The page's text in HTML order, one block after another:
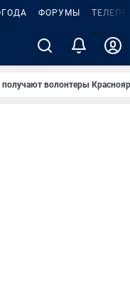
ФОРУМЫ
получают волонтеры